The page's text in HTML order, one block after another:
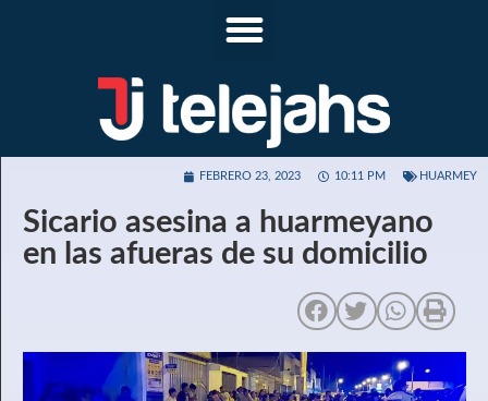
FEBRERO 23, 2023 10:11 PM HUARMEY
Sicario asesina a huarmeyano
en las afueras de su domicilio